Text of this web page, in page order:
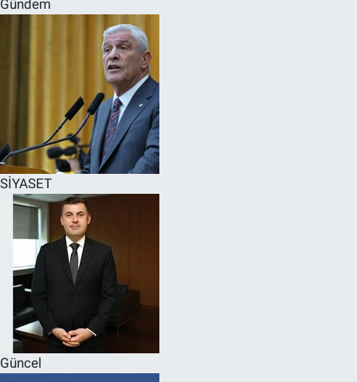
Gündem
SİYASET
Güncel
RESMİ İLANLAR